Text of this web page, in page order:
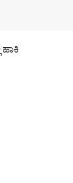
ಹಾಕಿ